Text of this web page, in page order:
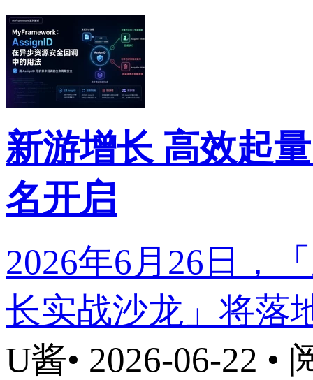
新游增长 高效起
名开启
2026年6月26日，
长实战沙龙」将落
U酱• 2026-06-22 •